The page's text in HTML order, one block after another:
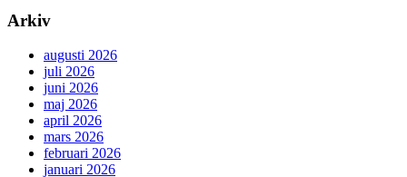
Arkiv
augusti 2026
juli 2026
juni 2026
maj 2026
april 2026
mars 2026
februari 2026
januari 2026